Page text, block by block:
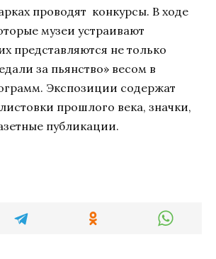
проводят конкурсы. В ходе
музеи устраивают
представляются не только
за пьянство» весом в
Экспозиции содержат
прошлого века, значки,
публикации.